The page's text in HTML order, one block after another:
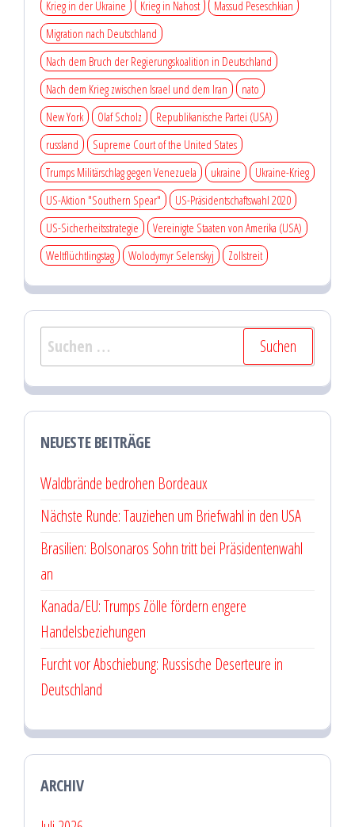
Krieg in der Ukraine Krieg in Nahost
Massud Peseschkian
Migration nach Deutschland
Nach dem Bruch der Regierungskoalition in Deutschland
Nach dem Krieg zwischen Israel und dem Iran
nato
New York
Olaf Scholz
Republikanische Partei (USA)
russland
Supreme Court of the United States
Trumps Militärschlag gegen Venezuela
ukraine
Ukraine-Krieg
US-Aktion "Southern Spear"
US-Präsidentschaftswahl 2020
US-Sicherheitsstrategie
Vereinigte Staaten von Amerika (USA)
Weltflüchtlingstag
Wolodymyr Selenskyj Zollstreit
Suchen
nach:
NEUESTE BEITRÄGE
Waldbrände bedrohen Bordeaux
Nächste Runde: Tauziehen um Briefwahl in den USA
Brasilien: Bolsonaros Sohn tritt bei Präsidentenwahl
an
Kanada/EU: Trumps Zölle fördern engere
Handelsbeziehungen
Furcht vor Abschiebung: Russische Deserteure in
Deutschland
ARCHIV